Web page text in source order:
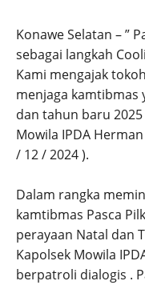
Konawe Selatan – ”
sebagai langkah
Kami mengajak
menjaga kamtibmas
dan tahun baru
Mowila IPDA
/ 12 / 2024 ).
Dalam rangka
kamtibmas Pasca
perayaan Natal dan
Kapolsek Mowila
berpatroli dialogis .